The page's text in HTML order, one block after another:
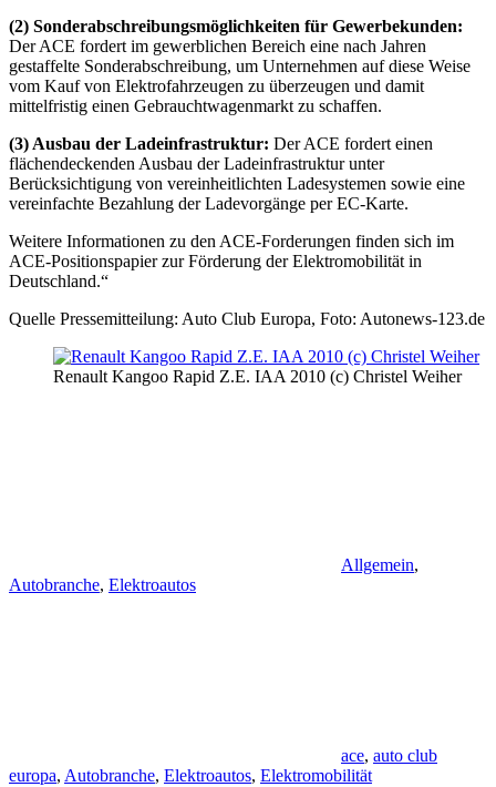
(2) Sonderabschreibungsmöglichkeiten für Gewerbekunden:
Der ACE fordert im gewerblichen Bereich eine nach Jahren
gestaffelte Sonderabschreibung, um Unternehmen auf diese Weise
vom Kauf von Elektrofahrzeugen zu überzeugen und damit
mittelfristig einen Gebrauchtwagenmarkt zu schaffen.
(3) Ausbau der Ladeinfrastruktur: Der ACE fordert einen
flächendeckenden Ausbau der Ladeinfrastruktur unter
Berücksichtigung von vereinheitlichten Ladesystemen sowie eine
vereinfachte Bezahlung der Ladevorgänge per EC-Karte.
Weitere Informationen zu den ACE-Forderungen finden sich im
ACE-Positionspapier zur Förderung der Elektromobilität in
Deutschland.“
Quelle Pressemitteilung: Auto Club Europa, Foto: Autonews-123.de
Renault Kangoo Rapid Z.E. IAA 2010 (c) Christel Weiher
Allgemein,
Autobranche, Elektroautos
ace, auto club
europa, Autobranche, Elektroautos, Elektromobilität